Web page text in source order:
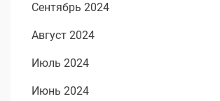
Сентябрь 2024
Август 2024
Июль 2024
Июнь 2024